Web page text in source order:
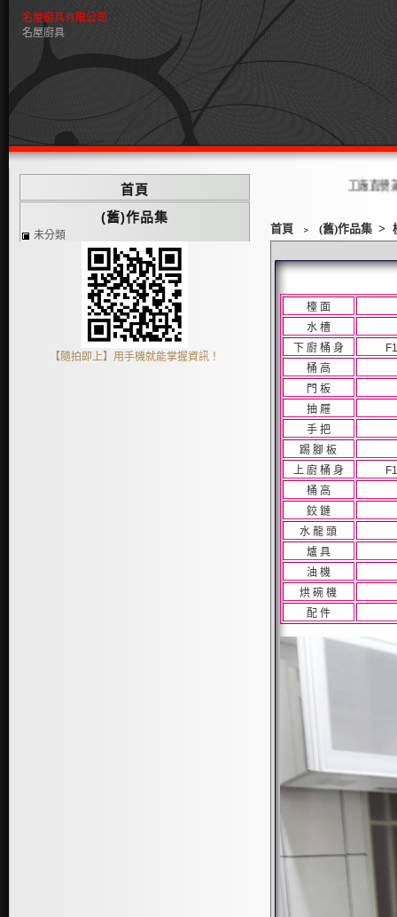
名屋廚具有限公司
名屋廚具
工廠直營兼門
首頁 ﹥ (舊)作品集 >
檯 面
水 槽
下 廚 桶 身
桶 高
門 板
抽 屜
手 把
踢 腳 板
上 廚 桶 身
桶 高
鉸 鏈
水 龍 頭
爐 具
油 機
烘 碗 機
配 件
首頁
(舊)作品集
未分類
【隨拍即上】用手機就能掌握資訊！